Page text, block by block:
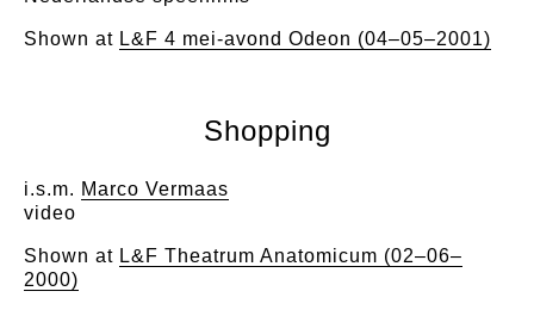
Shown at L&F 4 mei-avond Odeon (04–05–2001)
Shopping
i.s.m. Marco Vermaas
video
Shown at L&F Theatrum Anatomicum (02–06–
2000)